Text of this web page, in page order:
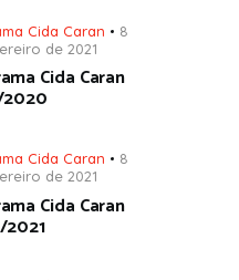
Cida Caran
8
de 2021
Cida Caran
Cida Caran
8
de 2021
Cida Caran